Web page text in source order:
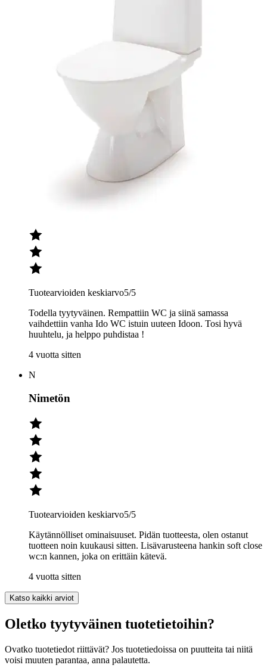
Julkaisemme tuotearvioita vain varmistetuista ostoksista. Niitä voivat
kirjoittaa asiakkaat, jotka ovat käyttäneet S-Etukorttia myymälässä
Tuotearvioiden keskiarvo5/5
Todella tyytyväinen. Rempattiin WC ja siinä samassa
vaihdettiin vanha Ido WC istuin uuteen Idoon. Tosi hyvä
huuhtelu, ja helppo puhdistaa !
4 vuotta sitten
N
Nimetön
Tuotearvioiden keskiarvo5/5
Käytännölliset ominaisuuset. Pidän tuotteesta, olen ostanut
tuotteen noin kuukausi sitten. Lisävarusteena hankin soft close
wc:n kannen, joka on erittäin kätevä.
4 vuotta sitten
Katso kaikki arviot
Oletko tyytyväinen tuotetietoihin?
Ovatko tuotetiedot riittävät? Jos tuotetiedoissa on puutteita tai niitä
voisi muuten parantaa, anna palautetta.